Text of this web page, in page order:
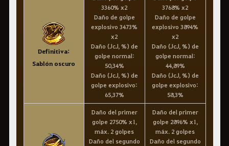
Definitiva:
Sablón oscuro
3360% x2
Daño de golpe
explosivo 3473%
x2
Daño (JcJ, %) de
golpe normal:
50,34%
Daño (JcJ, %) de
golpe explosivo:
65,37%
3768% x2
Daño de golpe
explosivo 3894%
x2
Daño (JcJ, %) de
golpe normal:
44,89%
Daño (JcJ, %) de
golpe explosivo:
58,3%
Daño del primer
golpe 2750% x1,
máx. 2 golpes
Daño del segundo
Daño del primer
golpe 2896% x1,
máx. 2 golpes
Daño del segundo